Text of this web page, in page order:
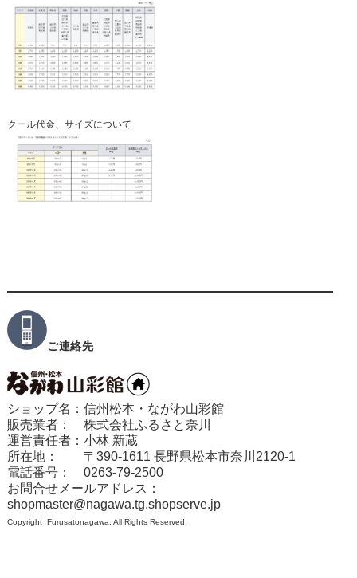
クール代金、 サイズについて
ご連絡先
ショップ名：信州松本・ながわ山彩館
販売業者： 株式会社ふるさと奈川
運営責任者：小林 新蔵
所在地： 〒390-1611 長野県松本市奈川2120-1
電話番号： 0263-79-2500
お問合せメールアドレス：
shopmaster@nagawa.tg.shopserve.jp
Copyright Furusatonagawa. All Rights Reserved.